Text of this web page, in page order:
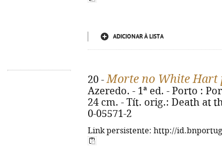
ADICIONAR À LISTA
20 -Morte no White Hart
Azeredo. - 1ª ed. - Porto :
24 cm. - Tít. orig.: Death at
0-05571-2
Link persistente: http://